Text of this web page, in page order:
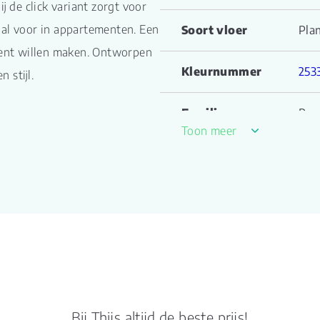
de click variant zorgt voor
voor in appartementen. Een
willen maken. Ontworpen
stijl.
Soort vloer
Kleurnummer
Familienaam
Toon meer